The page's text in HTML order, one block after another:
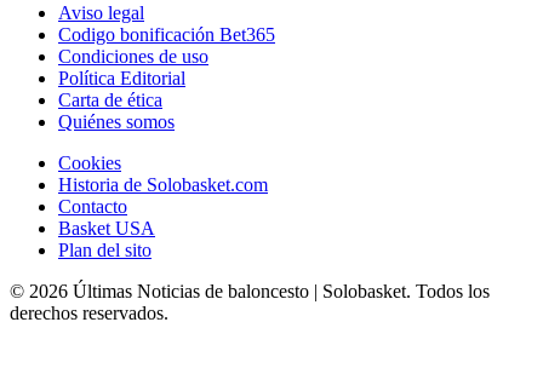
Aviso legal
Codigo bonificación Bet365
Condiciones de uso
Política Editorial
Carta de ética
Quiénes somos
Cookies
Historia de Solobasket.com
Contacto
Basket USA
Plan del sito
© 2026 Últimas Noticias de baloncesto | Solobasket. Todos los
derechos reservados.